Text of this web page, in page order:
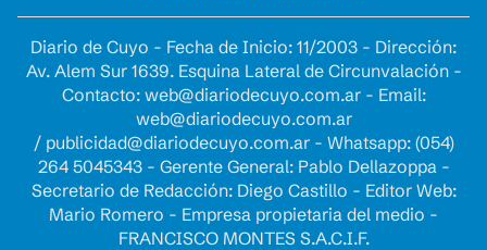
Diario de Cuyo - Fecha de Inicio: 11/2003 - Dirección:
Av. Alem Sur 1639. Esquina Lateral de Circunvalación -
Contacto: web@diariodecuyo.com.ar- Email:
web@diariodecuyo.com.ar
/ publicidad@diariodecuyo.com.ar- Whatsapp: (054)
264 5045343 - Gerente General: Pablo Dellazoppa -
Secretario de Redacción: Diego Castillo - Editor Web:
Mario Romero - Empresa propietaria del medio -
FRANCISCO MONTES S.A.C.I.F.